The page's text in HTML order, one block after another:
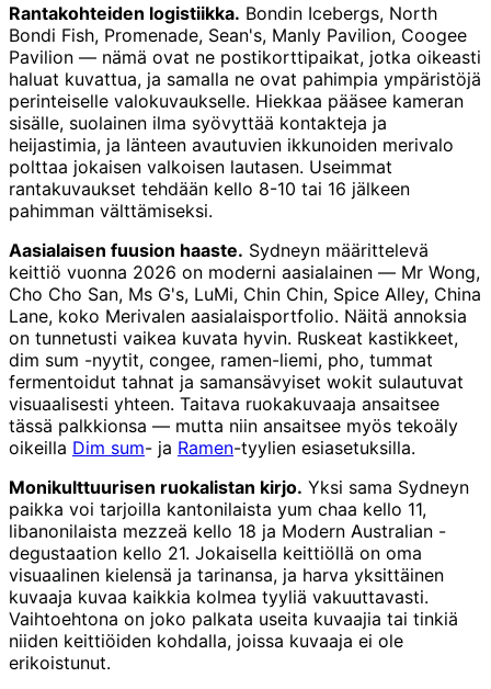
Rantakohteiden logistiikka. Bondin Icebergs, North
Bondi Fish, Promenade, Sean's, Manly Pavilion, Coogee
Pavilion — nämä ovat ne postikorttipaikat, jotka oikeasti
haluat kuvattua, ja samalla ne ovat pahimpia ympäristöjä
perinteiselle valokuvaukselle. Hiekkaa pääsee kameran
sisälle, suolainen ilma syövyttää kontakteja ja
heijastimia, ja länteen avautuvien ikkunoiden merivalo
polttaa jokaisen valkoisen lautasen. Useimmat
rantakuvaukset tehdään kello 8-10 tai 16 jälkeen
pahimman välttämiseksi.
Aasialaisen fuusion haaste. Sydneyn määrittelevä
keittiö vuonna 2026 on moderni aasialainen — Mr Wong,
Cho Cho San, Ms G's, LuMi, Chin Chin, Spice Alley, China
Lane, koko Merivalen aasialaisportfolio. Näitä annoksia
on tunnetusti vaikea kuvata hyvin. Ruskeat kastikkeet,
dim sum -nyytit, congee, ramen-liemi, pho, tummat
fermentoidut tahnat ja samansävyiset wokit sulautuvat
visuaalisesti yhteen. Taitava ruokakuvaaja ansaitsee
tässä palkkionsa — mutta niin ansaitsee myös tekoäly
oikeilla Dim sum- ja Ramen-tyylien esiasetuksilla.
Monikulttuurisen ruokalistan kirjo. Yksi sama Sydneyn
paikka voi tarjoilla kantonilaista yum chaa kello 11,
libanonilaista mezzeä kello 18 ja Modern Australian -
degustaation kello 21. Jokaisella keittiöllä on oma
visuaalinen kielensä ja tarinansa, ja harva yksittäinen
kuvaaja kuvaa kaikkia kolmea tyyliä vakuuttavasti.
Vaihtoehtona on joko palkata useita kuvaajia tai tinkiä
niiden keittiöiden kohdalla, joissa kuvaaja ei ole
erikoistunut.